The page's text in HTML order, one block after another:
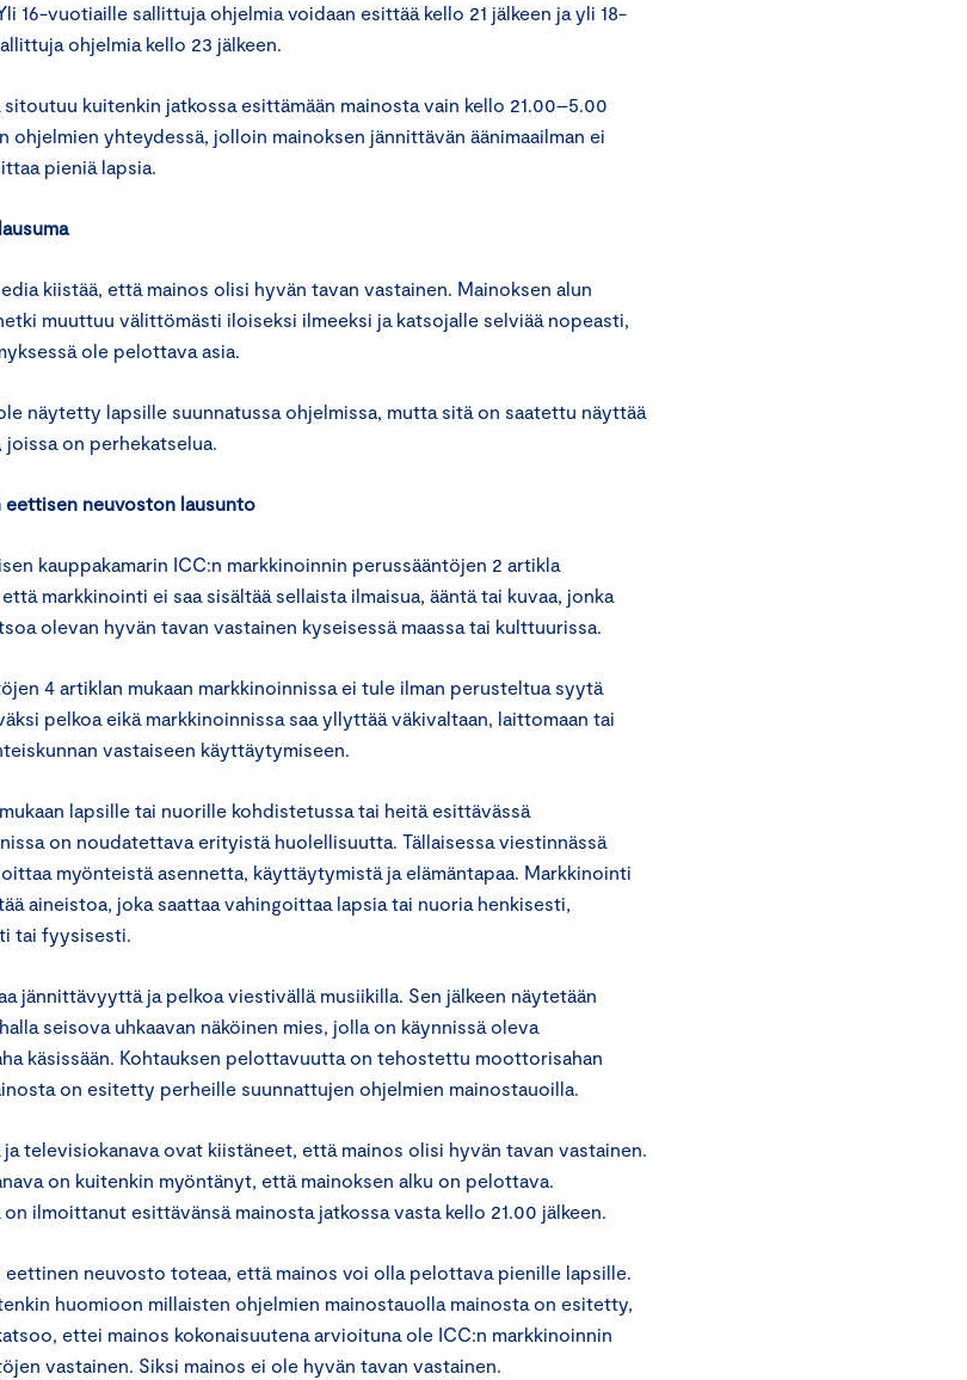
16-vuotiaille sallittuja ohjelmia voidaan esittää kello 21 jälkeen ja yli 18-
ohjelmia kello 23 jälkeen.
sitoutuu kuitenkin jatkossa esittämään mainosta vain kello 21.00–5.00
ohjelmien yhteydessä, jolloin mainoksen jännittävän äänimaailman ei
pieniä lapsia.
kiistää, että mainos olisi hyvän tavan vastainen. Mainoksen alun
muuttuu välittömästi iloiseksi ilmeeksi ja katsojalle selviää nopeasti,
ole pelottava asia.
näytetty lapsille suunnatussa ohjelmissa, mutta sitä on saatettu näyttää
joissa on perhekatselua.
eettisen neuvoston lausunto
kauppakamarin ICC:n markkinoinnin perussääntöjen 2 artikla
markkinointi ei saa sisältää sellaista ilmaisua, ääntä tai kuvaa, jonka
olevan hyvän tavan vastainen kyseisessä maassa tai kulttuurissa.
4 artiklan mukaan markkinoinnissa ei tule ilman perusteltua syytä
pelkoa eikä markkinoinnissa saa yllyttää väkivaltaan, laittomaan tai
vastaiseen käyttäytymiseen.
lapsille tai nuorille kohdistetussa tai heitä esittävässä
on noudatettava erityistä huolellisuutta. Tällaisessa viestinnässä
myönteistä asennetta, käyttäytymistä ja elämäntapaa. Markkinointi
aineistoa, joka saattaa vahingoittaa lapsia tai nuoria henkisesti,
tai fyysisesti.
jännittävyyttä ja pelkoa viestivällä musiikilla. Sen jälkeen näytetään
seisova uhkaavan näköinen mies, jolla on käynnissä oleva
käsissään. Kohtauksen pelottavuutta on tehostettu moottorisahan
on esitetty perheille suunnattujen ohjelmien mainostauoilla.
ja televisiokanava ovat kiistäneet, että mainos olisi hyvän tavan vastainen.
on kuitenkin myöntänyt, että mainoksen alku on pelottava.
ilmoittanut esittävänsä mainosta jatkossa vasta kello 21.00 jälkeen.
eettinen neuvosto toteaa, että mainos voi olla pelottava pienille lapsille.
huomioon millaisten ohjelmien mainostauolla mainosta on esitetty,
ettei mainos kokonaisuutena arvioituna ole ICC:n markkinoinnin
vastainen. Siksi mainos ei ole hyvän tavan vastainen.